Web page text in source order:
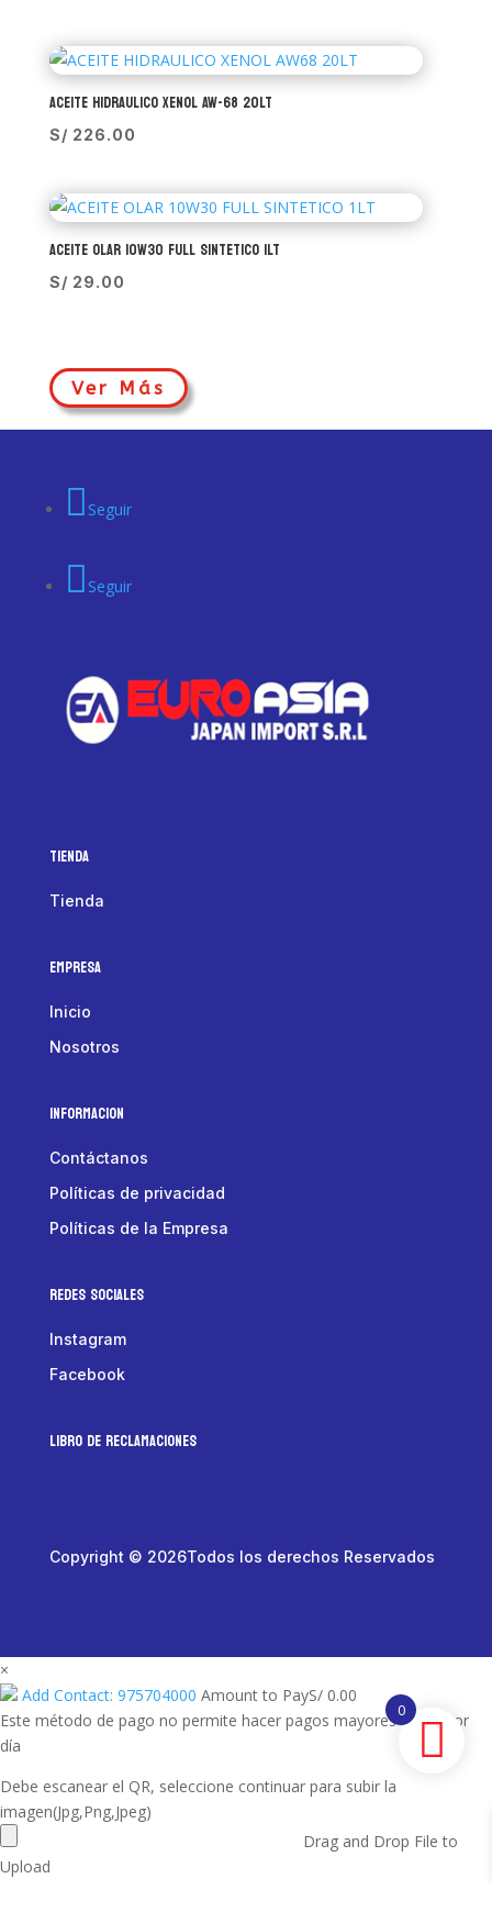
ACEITE HIDRAULICO XENOL AW-68 20LT
S/ 226.00
ACEITE OLAR 10W30 FULL SINTETICO 1LT
S/ 29.00
Ver Más
Seguir
Seguir
Tienda
Tienda
Empresa
Inicio
Nosotros
Informacion
Contáctanos
Políticas de privacidad
Políticas de la Empresa
Redes Sociales
Instagram
Facebook
LIBRO DE RECLAMACIONES
Copyright © 2026Todos los derechos Reservados
×
Add Contact: 975704000 Amount to PayS/ 0.00
Este método de pago no permite hacer pagos mayores a 950 por
día
Debe escanear el QR, seleccione continuar para subir la
imagen(Jpg,Png,Jpeg)
Drag and Drop File to
Upload
0